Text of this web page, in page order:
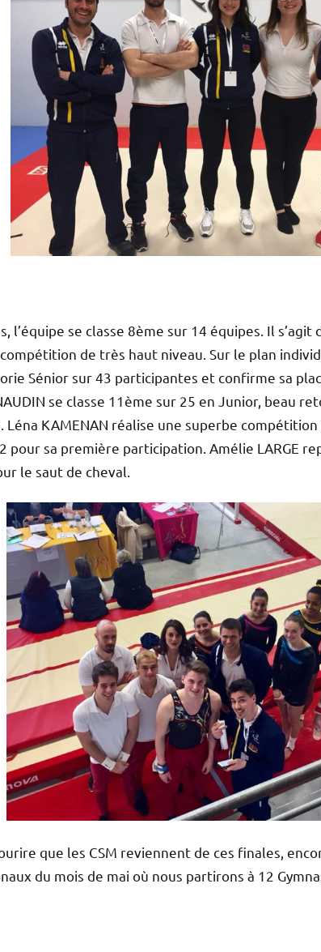
l’équipe se classe 8ème sur 14 équipes. Il
de très haut niveau. Sur le plan
Sénior sur 43 participantes et confirme sa
se classe 11ème sur 25 en Junior, beau
Léna KAMENAN réalise une superbe
pour sa première participation. Amélie LARGE
le saut de cheval.
que les CSM reviennent de ces finales,
du mois de mai où nous partirons à 12